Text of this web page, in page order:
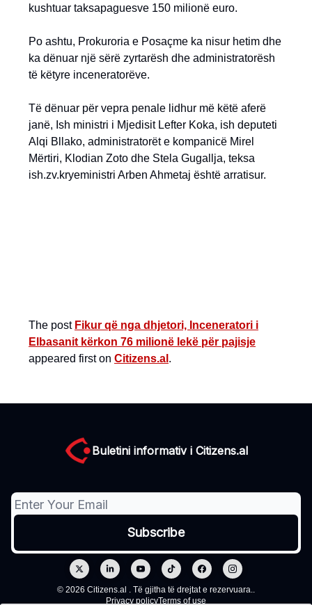
kushtuar taksapaguesve 150 milionë euro.
Po ashtu, Prokuroria e Posaçme ka nisur hetim dhe
ka dënuar një sërë zyrtarësh dhe administratorësh
të këtyre inceneratorëve.
Të dënuar për vepra penale lidhur më këtë aferë
janë, Ish ministri i Mjedisit Lefter Koka, ish deputeti
Alqi Bllako, administratorët e kompanicë Mirel
Mërtiri, Klodian Zoto dhe Stela Gugallja, teksa
ish.zv.kryeministri Arben Ahmetaj është arratisur.
The post Fikur që nga dhjetori, Inceneratori i
Elbasanit kërkon 76 milionë lekë për pajisje
appeared first on Citizens.al .
Buletini informativ i Citizens.al
© 2026 Citizens.al . Të gjitha të drejtat e rezervuara..
Privacy policyTerms of use